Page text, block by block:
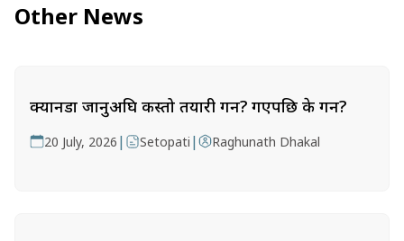
Other News
क्यानडा जानुअघि कस्तो तयारी गर्ने? गएपछि के गर्ने?
20 July, 2026 | Setopati | Raghunath Dhakal